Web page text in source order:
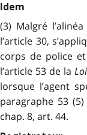
Idem
(3) Malgré
l’article 30,
corps de police
l’article 53 de la
lorsque l’agent
paragraphe 53
chap. 8, art. 44.